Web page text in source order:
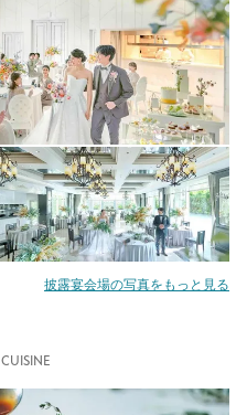
披露宴会場の写真をもっと見る
CUISINE